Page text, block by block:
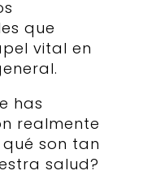
que
vital en
has
realmente
son tan
salud?